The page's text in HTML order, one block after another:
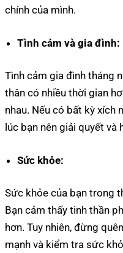
chính của mình.
Tình cảm và gia đình:
Tình cảm gia đình tháng
thân có nhiều thời gian
nhau. Nếu có bất kỳ xích
lúc bạn nên giải quyết và
Sức khỏe:
Sức khỏe của bạn trong
Bạn cảm thấy tinh thần
hơn. Tuy nhiên, đừng
mạnh và kiểm tra sức